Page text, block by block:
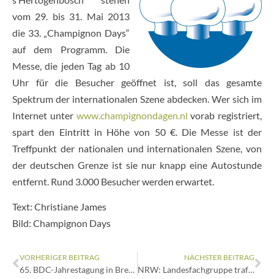
vom 29. bis 31. Mai 2013
die 33. „Champignon Days“
auf dem Programm. Die
Messe, die jeden Tag ab 10
Uhr für die Besucher geöffnet ist, soll das gesamte
Spektrum der internationalen Szene abdecken. Wer sich im
Internet unter www.champignondagen.nl vorab registriert,
spart den Eintritt in Höhe von 50 €. Die Messe ist der
Treffpunkt der nationalen und internationalen Szene, von
der deutschen Grenze ist sie nur knapp eine Autostunde
entfernt. Rund 3.000 Besucher werden erwartet.
Text: Christiane James
Bild: Champignon Days
VORHERIGER BEITRAG
65. BDC-Jahrestagung in Bremen
NÄCHSTER BEITRAG
NRW: Landesfachgruppe traf sich in Geldern